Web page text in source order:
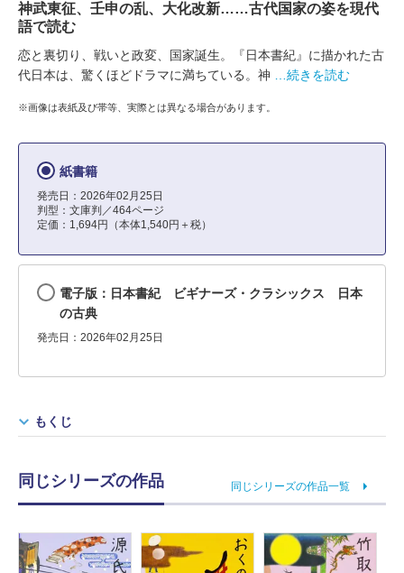
神武東征、壬申の乱、大化改新……古代国家の姿を現代
語で読む
恋と裏切り、戦いと政変、国家誕生。『日本書紀』に描かれた古
代日本は、驚くほどドラマに満ちている。神
…続きを読む
※画像は表紙及び帯等、実際とは異なる場合があります。
紙書籍
発売日：2026年02月25日
判型：文庫判／464ページ
定価：1,694円（本体1,540円＋税）
電子版：日本書紀 ビギナーズ・クラシックス 日本
の古典
発売日：2026年02月25日
もくじ
同じシリーズの作品 同じシリーズの作品一覧